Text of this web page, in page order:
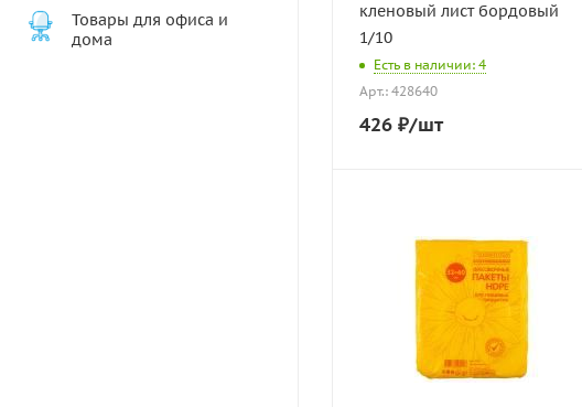
Товары для офиса и
дома
кленовый лист бордовый
1/10
Есть в наличии: 4
Арт.: 428640
426 ₽/шт